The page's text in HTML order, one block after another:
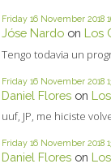
Friday 16 November 2018
Jóse Nardo on Los
Tengo todavia un
Friday 16 November 2018
Daniel Flores on
uuf, JP, me hiciste
Friday 16 November 2018
Daniel Flores on